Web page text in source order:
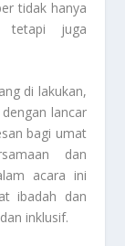
tidak hanya
tetapi juga
di lakukan,
lancar
bagi umat
dan
acara ini
ibadah dan
inklusif.